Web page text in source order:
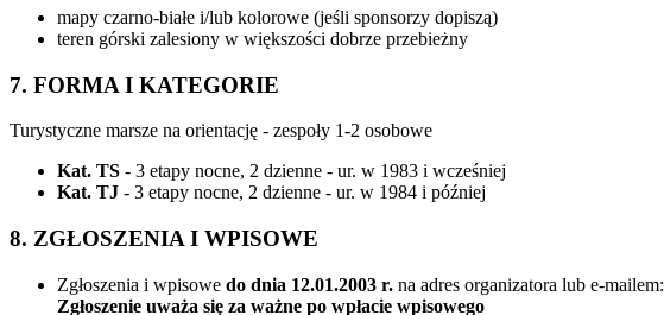
mapy czarno-białe i/lub kolorowe (jeśli sponsorzy dopiszą)
teren górski zalesiony w większości dobrze przebieżny
7. FORMA I KATEGORIE
Turystyczne marsze na orientację - zespoły 1-2 osobowe
Kat. TS - 3 etapy nocne, 2 dzienne - ur. w 1983 i wcześniej
Kat. TJ - 3 etapy nocne, 2 dzienne - ur. w 1984 i później
8. ZGŁOSZENIA I WPISOWE
Zgłoszenia i wpisowe do dnia 12.01.2003 r. na adres organizatora lub e-mailem:
Zgłoszenie uważa się za ważne po wpłacie wpisowego